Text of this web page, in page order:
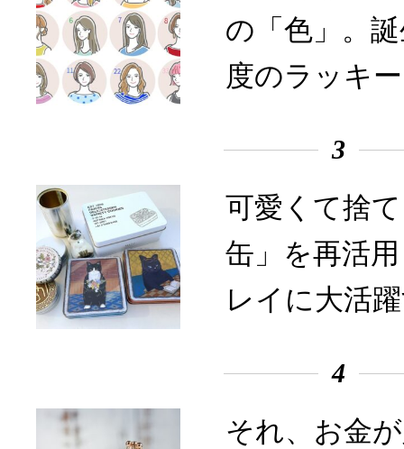
の「色」。
度のラッキ
3
可愛くて捨
缶」を再活
レイに大活
4
それ、お金